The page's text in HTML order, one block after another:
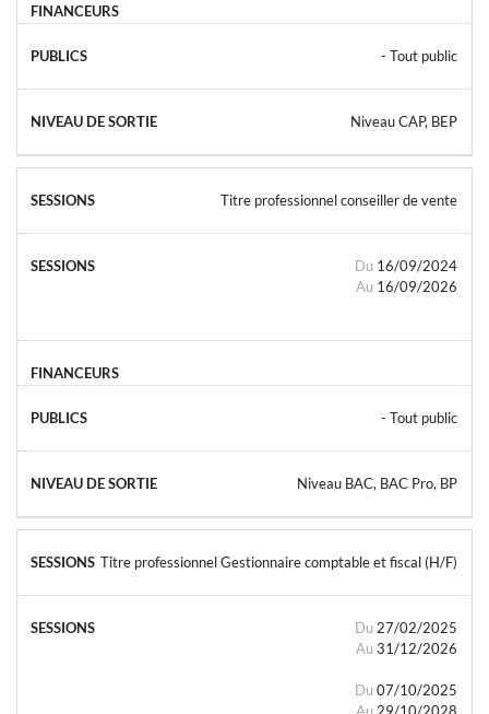
- Tout public
Niveau CAP, BEP
Titre professionnel conseiller de vente
Du 16/09/2024
Au 16/09/2026
- Tout public
Niveau BAC, BAC Pro, BP
Titre professionnel Gestionnaire comptable et fiscal (H/F)
Du 27/02/2025
Au 31/12/2026
Du 07/10/2025